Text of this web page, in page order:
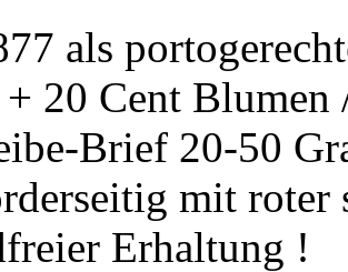
als
20 Cent Blumen
Brief 20-50
mit roter
Erhaltung !